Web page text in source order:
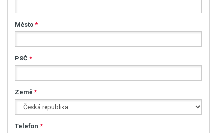
Město *
PSČ *
Země *
Telefon *